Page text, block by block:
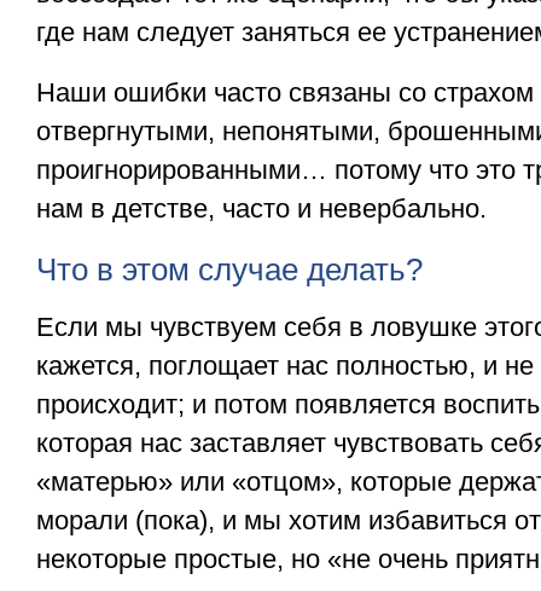
где нам следует заняться ее
Наши ошибки часто связаны со
отвергнутыми, непонятыми,
проигнорированными… потому что это
нам в детстве, часто и невербально.
Что в этом случае делать?
Если мы чувствуем себя в ловушке
кажется, поглощает нас полностью, и
происходит; и потом появляется
которая нас заставляет чувствовать
«матерью» или «отцом», которые
морали (пока), и мы хотим избавиться от
некоторые простые, но «не очень